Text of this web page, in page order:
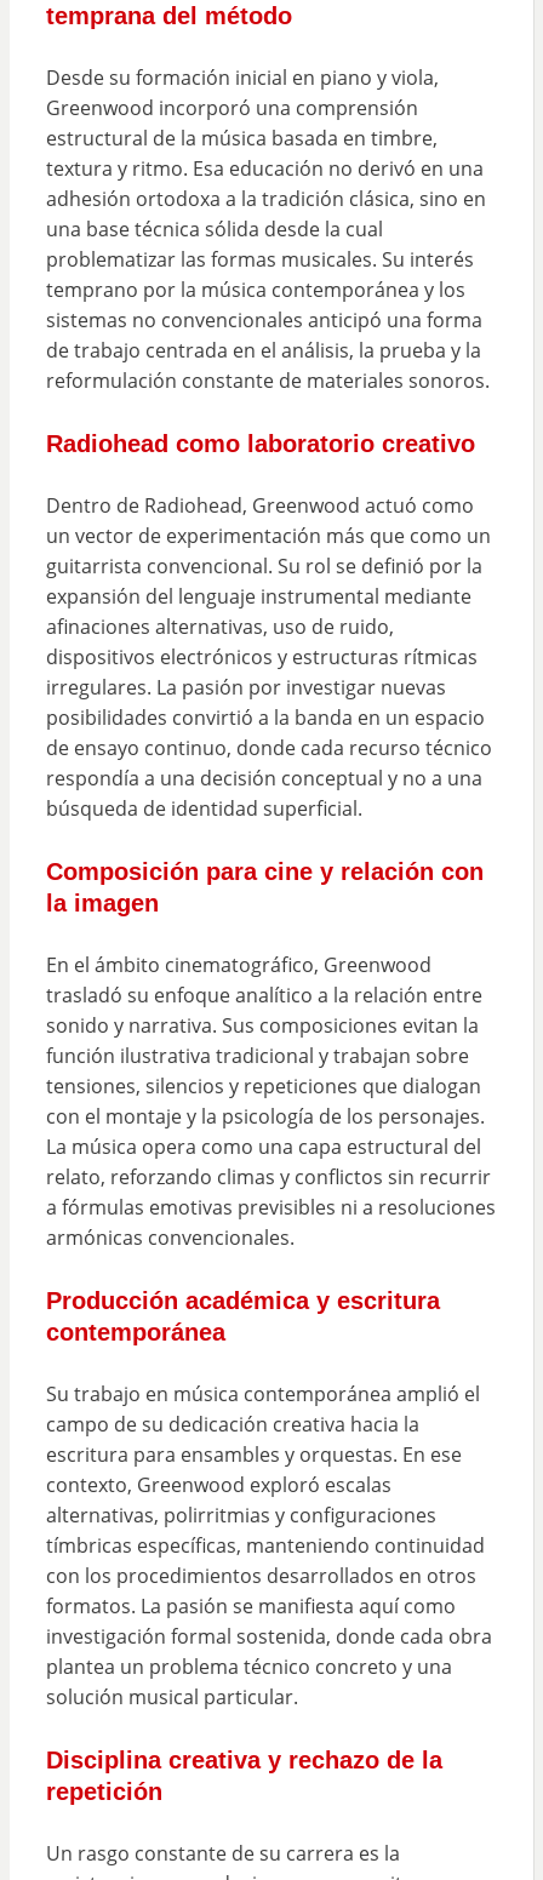
temprana del método
Desde su formación inicial en piano y viola,
Greenwood incorporó una comprensión
estructural de la música basada en timbre,
textura y ritmo. Esa educación no derivó en una
adhesión ortodoxa a la tradición clásica, sino en
una base técnica sólida desde la cual
problematizar las formas musicales. Su interés
temprano por la música contemporánea y los
sistemas no convencionales anticipó una forma
de trabajo centrada en el análisis, la prueba y la
reformulación constante de materiales sonoros.
Radiohead como laboratorio creativo
Dentro de Radiohead, Greenwood actuó como
un vector de experimentación más que como un
guitarrista convencional. Su rol se definió por la
expansión del lenguaje instrumental mediante
afinaciones alternativas, uso de ruido,
dispositivos electrónicos y estructuras rítmicas
irregulares. La pasión por investigar nuevas
posibilidades convirtió a la banda en un espacio
de ensayo continuo, donde cada recurso técnico
respondía a una decisión conceptual y no a una
búsqueda de identidad superficial.
Composición para cine y relación con
la imagen
En el ámbito cinematográfico, Greenwood
trasladó su enfoque analítico a la relación entre
sonido y narrativa. Sus composiciones evitan la
función ilustrativa tradicional y trabajan sobre
tensiones, silencios y repeticiones que dialogan
con el montaje y la psicología de los personajes.
La música opera como una capa estructural del
relato, reforzando climas y conflictos sin recurrir
a fórmulas emotivas previsibles ni a resoluciones
armónicas convencionales.
Producción académica y escritura
contemporánea
Su trabajo en música contemporánea amplió el
campo de su dedicación creativa hacia la
escritura para ensambles y orquestas. En ese
contexto, Greenwood exploró escalas
alternativas, polirritmias y configuraciones
tímbricas específicas, manteniendo continuidad
con los procedimientos desarrollados en otros
formatos. La pasión se manifiesta aquí como
investigación formal sostenida, donde cada obra
plantea un problema técnico concreto y una
solución musical particular.
Disciplina creativa y rechazo de la
repetición
Un rasgo constante de su carrera es la